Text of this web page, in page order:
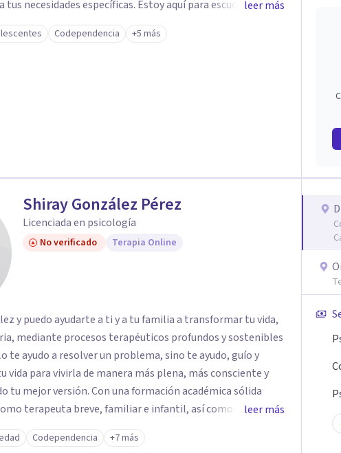
tus necesidades específicas. Estoy aquí para escucharte y
necesarias para fortalecer tu paz mental.
leer más
Codependencia +5 más
Shiray González Pérez
Licenciada en psicología
No verificado Terapia Online
y puedo ayudarte a ti y a tu familia a transformar tu vida,
mediante procesos terapéuticos profundos y sostenibles
te ayudo a resolver un problema, sino te ayudo, guío y
vida para vivirla de manera más plena, más consciente y
una formación académica sólida
terapeuta breve, familiar e infantil, así como con
clínica de más de 26 años y personal te
con empatía auténtica y comunicación clara y directa para
leer más
Codependencia +7 más